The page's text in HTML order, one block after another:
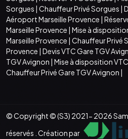
Sorgues | Chauffeur Privé Sorgues |
Aéroport Marseille Provence |
Marseille Provence | Mise à
Marseille Provence | Chauffeur Privé
Provence | Devis VTC Gare TGV
TGV Avignon | Mise à disposition
Chauffeur Privé Gare TGV Avignon |
© Copyright © (S3) 2021- 2026
réservés . Création par